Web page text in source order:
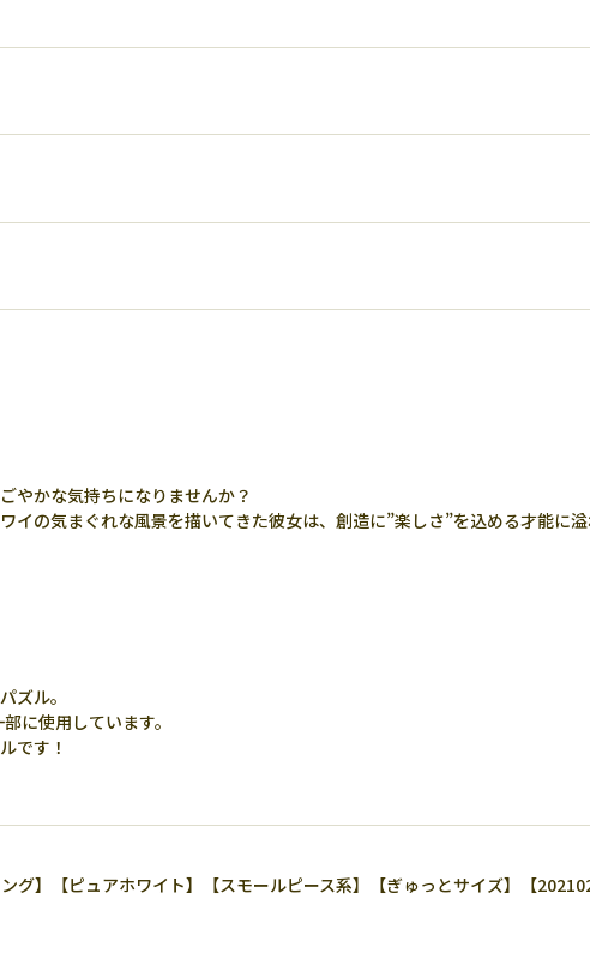
やかな気持ちになりませんか？
の気まぐれな風景を描いてきた彼女は、創造に”楽しさ”を込める才能に
ズル。
に使用しています。
です！
グ】【ピュアホワイト】【スモールピース系】【ぎゅっとサイズ】【